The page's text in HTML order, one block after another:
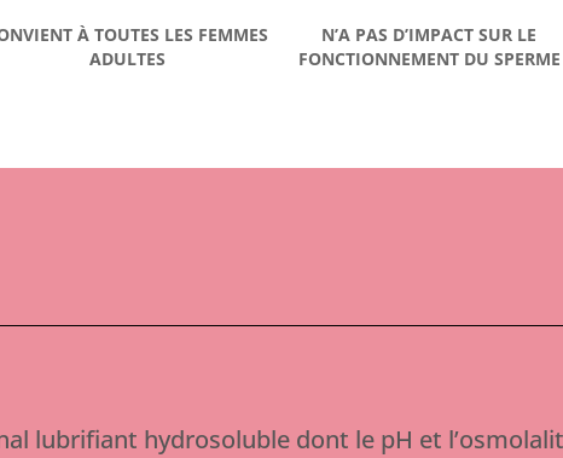
À TOUTES LES FEMMES
ADULTES
N’A PAS D’IMPACT SUR LE
FONCTIONNEMENT DU SPERME
lubrifiant hydrosoluble dont le pH et